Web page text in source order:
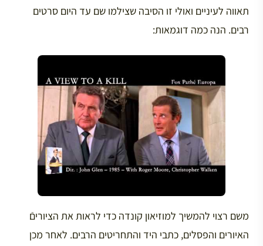
תאווה לעיניים ואולי זו הסיבה שצילמו שם עד היום סרטים
רבים. הנה כמה דוגמאות:
משם רצוי להמשיך למוזיאון קונדה כדי לראות את הציוריםֿ
האיורים והפסלים, כתבי היד והתחריטים הרבים. לאחר מכן